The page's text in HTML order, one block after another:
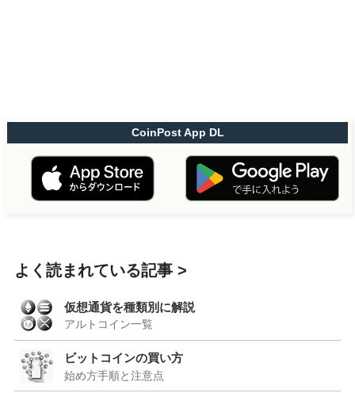
CoinPost App DL
よく読まれている記事
仮想通貨を種類別に解説
アルトコイン一覧
ビットコインの買い方
始め方手順と注意点